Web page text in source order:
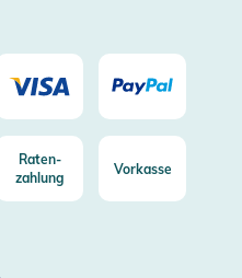
Raten-
zahlung
Vorkasse